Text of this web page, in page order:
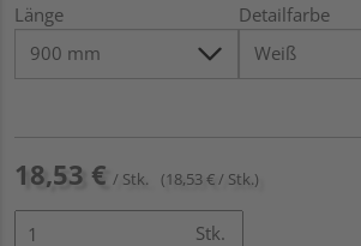
Länge Detailfarbe
18,53 € / Stk. (18,53 € / Stk.)
Stk.